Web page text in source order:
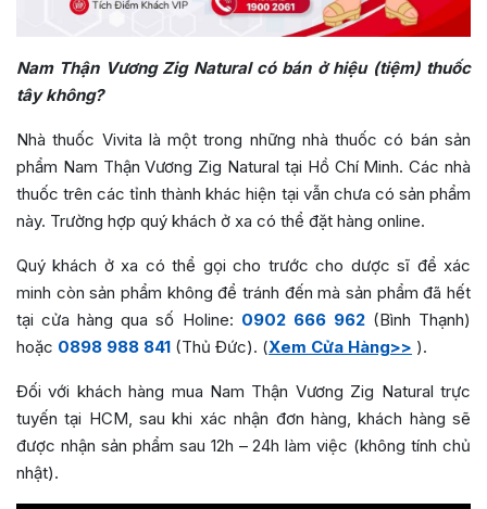
Nam Thận Vương Zig Natural có bán ở hiệu (tiệm) thuốc
tây không?
Nhà thuốc Vivita là một trong những nhà thuốc có bán sản
phẩm Nam Thận Vương Zig Natural tại Hồ Chí Minh. Các nhà
thuốc trên các tỉnh thành khác hiện tại vẫn chưa có sản phẩm
này. Trường hợp quý khách ở xa có thể đặt hàng online.
Quý khách ở xa có thể gọi cho trước cho dược sĩ để xác
minh còn sản phẩm không để tránh đến mà sản phẩm đã hết
tại cửa hàng qua số Holine: 0902 666 962(Bình Thạnh)
hoặc 0898 988 841 (Thủ Đức). (Xem Cửa Hàng>> ).
Đối với khách hàng mua Nam Thận Vương Zig Natural trực
tuyến tại HCM, sau khi xác nhận đơn hàng, khách hàng sẽ
được nhận sản phẩm sau 12h – 24h làm việc (không tính chủ
nhật).